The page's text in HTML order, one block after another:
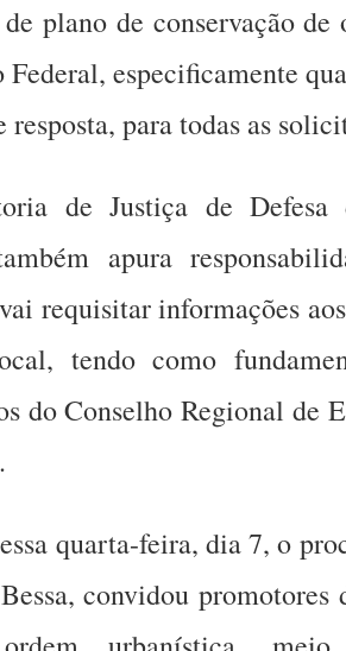
plano de conservação de
especificamente
resposta, para todas as
de Justiça de Defesa
apura
requisitar informações
tendo como
do Conselho Regional de
quarta-feira, dia 7, o
convidou promotores